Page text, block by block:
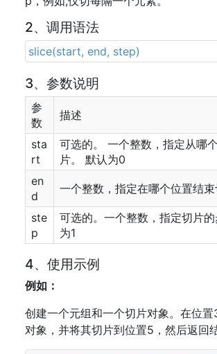
2、调用语法
slice(start, end, step)
3、参数说明
参
数
描述
sta
rt
可选的。 一个整数，指定从哪
片。 默认为0
en
d
一个整数，指定在哪个位置结
ste
p
可选的。一个整数，指定切片
为1
4、使用示例
例如：
创建一个元组和一个切片对象。在位
对象，并将其切片到位置5，然后返回